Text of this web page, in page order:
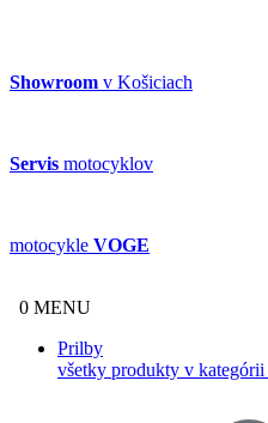
Showroom v Košiciach
Servis motocyklov
motocykle VOGE
0 MENU
Prilby
všetky produkty v kategórii